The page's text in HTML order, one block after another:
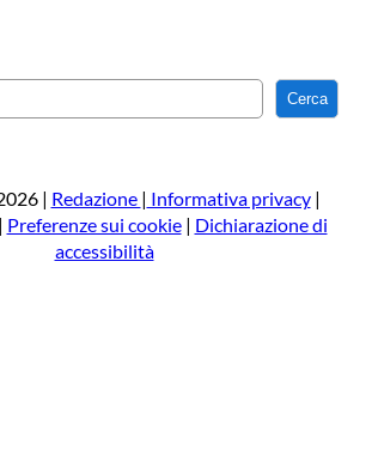
e
a
Cerca
| Redazione | Informativa privacy|
Preferenze sui cookie| Dichiarazione di
accessibilità